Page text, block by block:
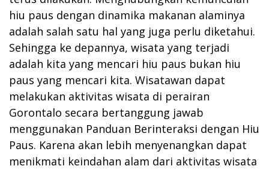
hiu paus dengan dinamika makanan alaminya
adalah salah satu hal yang juga perlu diketahui.
Sehingga ke depannya, wisata yang terjadi
adalah kita yang mencari hiu paus bukan hiu
paus yang mencari kita. Wisatawan dapat
melakukan aktivitas wisata di perairan
Gorontalo secara bertanggung jawab
menggunakan Panduan Berinteraksi dengan Hiu
Paus. Karena akan lebih menyenangkan dapat
menikmati keindahan alam dari aktivitas wisata